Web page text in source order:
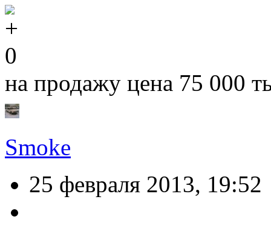
0
на продажу цена 75 000
Smoke
25 февраля 2013, 19:52